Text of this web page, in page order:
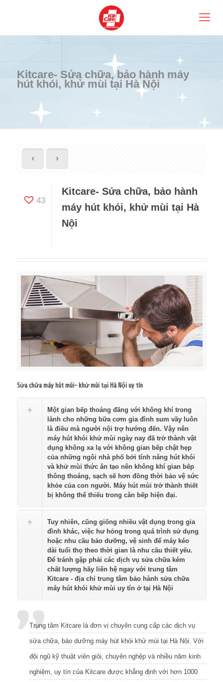
Kitcare- Sửa chữa, bảo hành máy
hút khói, khử mùi tại Hà Nội
43
Kitcare- Sửa chữa, bảo hành
máy hút khói, khử mùi tại Hà
Nội
Sửa chữa máy hút mùi- khử mùi tại Hà Nội uy tín
Một gian bếp thoáng đãng với không khí trong
lành cho những bữa cơm gia đình sum vầy luôn
là điều mà người nội trợ hướng đến. Vậy nên
máy hút khói khử mùi ngày nay đã trở thành vật
dụng không xa lạ với không gian bếp chật hẹp
của những ngôi nhà phố bởi tính năng hút khói
và khử mùi thức ăn tạo nên không khí gian bếp
thông thoáng, sạch sẽ hơn đồng thời bảo vệ sức
khỏe của con người. Máy hút mùi trở thành thiết
bị không thể thiếu trong căn bếp hiện đại.
Tuy nhiên, cũng giống nhiều vật dụng trong gia
đình khác, việc hư hỏng trong quá trình sử dụng
hoặc nhu cầu bảo dưỡng, vệ sinh để máy kéo
dài tuổi thọ theo thời gian là nhu cầu thiết yếu.
Để tránh gặp phải các dịch vụ sửa chữa kém
chất lượng hãy liên hệ ngay với trung tâm
Kitcare - địa chỉ trung tâm bảo hành sửa chữa
máy hút khói khử mùi uy tín ở tại Hà Nội
Trung tâm Kitcare là đơn vị chuyên cung cấp các dịch vụ
sửa chữa, bảo dưỡng máy hút khói khử mùi tại Hà Nội. Với
đội ngũ kỹ thuật viên giỏi, chuyên nghệp và nhiều năm kinh
nghiệm, uy tín của Kitcare được khẳng định với hơn 1000